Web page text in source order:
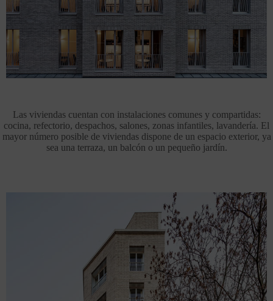
Las viviendas cuentan con instalaciones comunes y compartidas:
cocina, refectorio, despachos, salones, zonas infantiles, lavandería. El
mayor número posible de viviendas dispone de un espacio exterior, ya
sea una terraza, un balcón o un pequeño jardín.